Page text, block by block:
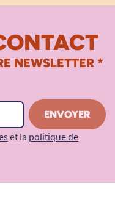
NEWSLETTER *
et la politique de